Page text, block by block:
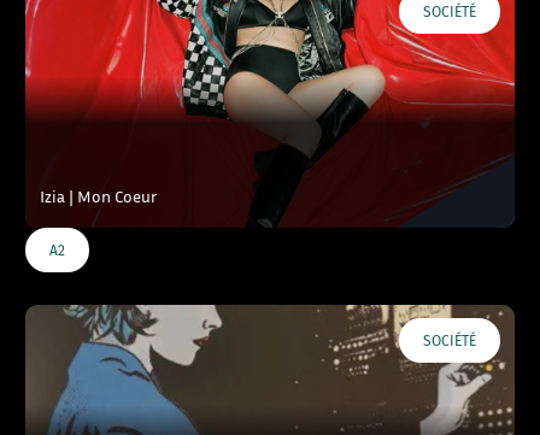
SOCIÉTÉ
Izia | Mon Coeur
A2
SOCIÉTÉ